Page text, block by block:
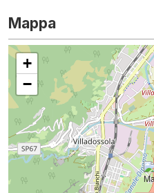
Mappa
+
−